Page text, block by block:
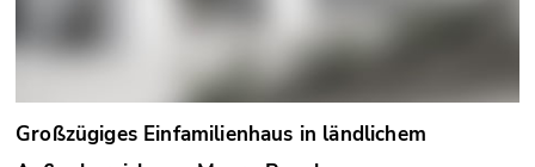
Großzügiges Einfamilienhaus in ländlichem